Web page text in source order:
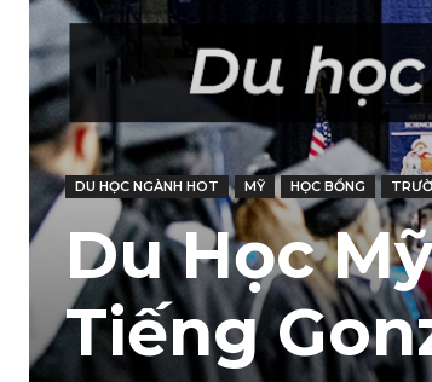
DU HỌC NGÀNH HOT MỸ HỌC BỔNG
Du Học
Tiếng